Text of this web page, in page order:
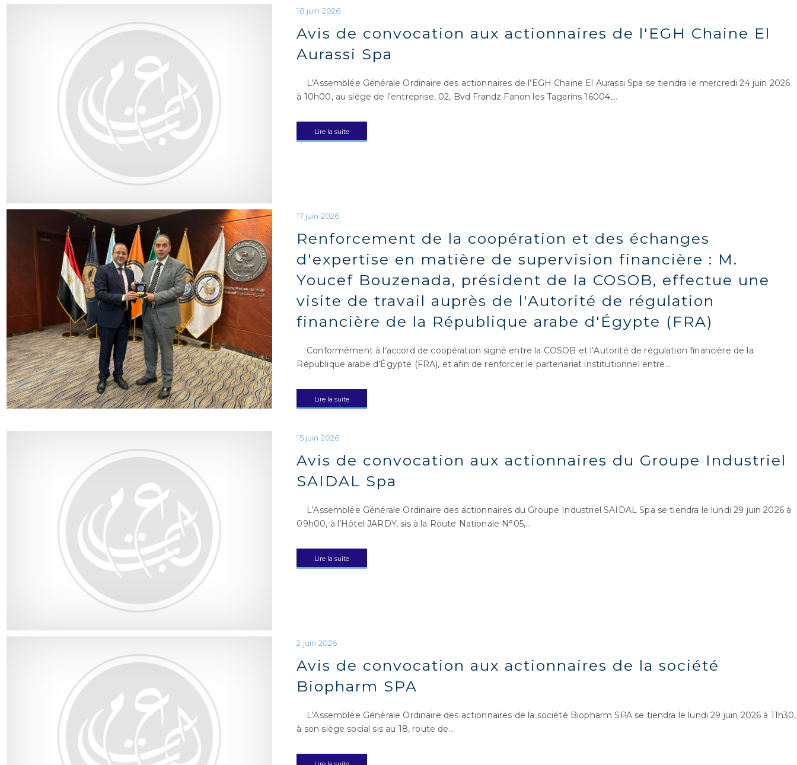
Avis de convocation aux actionnaires de l'EGH Chaine El
Aurassi Spa
L’Assemblée Générale Ordinaire des actionnaires de l’EGH Chaine El Aurassi Spa se tiendra le mercredi 24 juin 2026
à 10h00, au siège de l’entreprise, 02, Bvd Frandz Fanon les Tagarins 16004,…
Lire la suite
Renforcement de la coopération et des échanges
d'expertise en matière de supervision financière : M.
Youcef Bouzenada, président de la COSOB, effectue une
visite de travail auprès de l'Autorité de régulation
financière de la République arabe d'Égypte (FRA)
Conformément à l’accord de coopération signé entre la COSOB et l’Autorité de régulation financière de la
République arabe d’Égypte (FRA), et afin de renforcer le partenariat institutionnel entre…
Lire la suite
Avis de convocation aux actionnaires du Groupe Industriel
SAIDAL Spa
L’Assemblée Générale Ordinaire des actionnaires du Groupe Industriel SAIDAL Spa se tiendra le lundi 29 juin 2026 à
09h00, à l’Hôtel JARDY, sis à la Route Nationale N°05,…
Lire la suite
Avis de convocation aux actionnaires de la société
Biopharm SPA
L’Assemblée Générale Ordinaire des actionnaires de la société Biopharm SPA se tiendra le lundi 29 juin 2026 à 11h30,
à son siège social sis au 18, route de…